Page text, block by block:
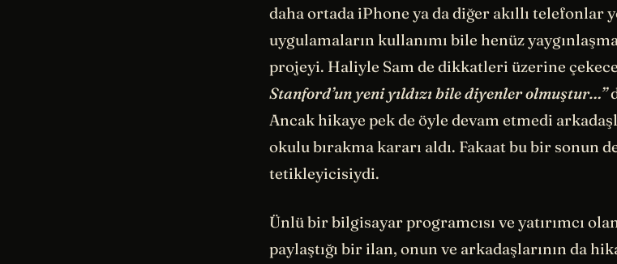
daha ortada iPhone ya da diğer akıllı telefonlar
uygulamaların kullanımı bile henüz
projeyi. Haliyle Sam de dikkatleri üzerine
Stanford’un yeni yıldızı bile diyenler olmuştur…”
Ancak hikaye pek de öyle devam etmedi
okulu bırakma kararı aldı. Fakaat bu bir sonun
tetikleyicisiydi.
Ünlü bir bilgisayar programcısı ve yatırımcı
paylaştığı bir ilan, onun ve arkadaşlarının da